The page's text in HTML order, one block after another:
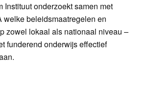
Instituut onderzoekt samen met
welke beleidsmaatregelen en
zowel lokaal als nationaal niveau –
funderend onderwijs effectief